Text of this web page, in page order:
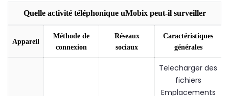
Quelle activité téléphonique uMobix peut-il surveiller
Appareil
Méthode de
connexion
Réseaux
sociaux
Caractéristiques
générales
Telecharger des
fichiers
Emplacements